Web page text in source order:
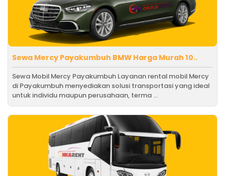
Sewa Mercy Payakumbuh BMW Harga Murah 10..
Sewa Mobil Mercy Payakumbuh Layanan rental mobil Mercy
di Payakumbuh menyediakan solusi transportasi yang ideal
untuk individu maupun perusahaan, terma ...